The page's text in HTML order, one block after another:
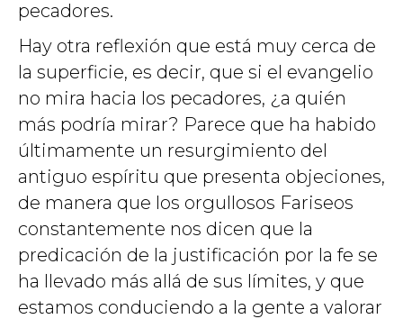
pecadores.
Hay otra reflexión que está muy cerca de
la superficie, es decir, que si el evangelio
no mira hacia los pecadores, ¿a quién
más podría mirar? Parece que ha habido
últimamente un resurgimiento del
antiguo espíritu que presenta objeciones,
de manera que los orgullosos Fariseos
constantemente nos dicen que la
predicación de la justificación por la fe se
ha llevado más allá de sus límites, y que
estamos conduciendo a la gente a valorar